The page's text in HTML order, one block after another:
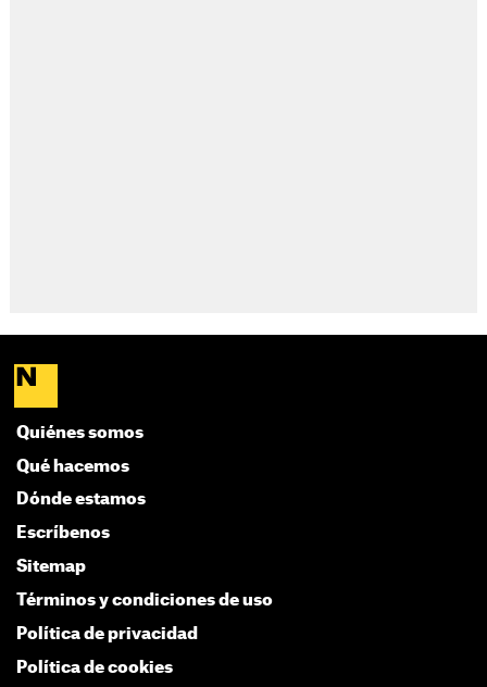
Quiénes somos
Qué hacemos
Dónde estamos
Escríbenos
Sitemap
Términos y condiciones de uso
Política de privacidad
Política de cookies